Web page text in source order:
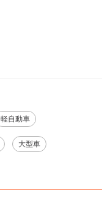
軽自動車
大型車